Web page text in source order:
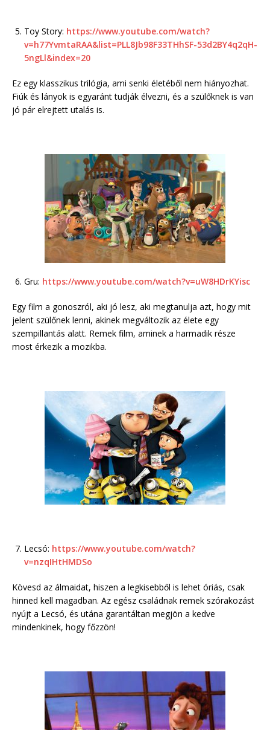
Toy Story: https://www.youtube.com/watch?
v=h77YvmtaRAA&list=PLL8Jb98F33THhSF-53d2BY4q2qH-
5ngLl&index=20
Ez egy klasszikus trilógia, ami senki életéből nem hiányozhat.
Fiúk és lányok is egyaránt tudják élvezni, és a szülőknek is van
jó pár elrejtett utalás is.
Gru: https://www.youtube.com/watch?v=uW8HDrKYisc
Egy film a gonoszról, aki jó lesz, aki megtanulja azt, hogy mit
jelent szülőnek lenni, akinek megváltozik az élete egy
szempillantás alatt. Remek film, aminek a harmadik része
most érkezik a mozikba.
Lecsó: https://www.youtube.com/watch?
v=nzqIHtHMDSo
Kövesd az álmaidat, hiszen a legkisebből is lehet óriás, csak
hinned kell magadban. Az egész családnak remek szórakozást
nyújt a Lecsó, és utána garantáltan megjön a kedve
mindenkinek, hogy főzzön!